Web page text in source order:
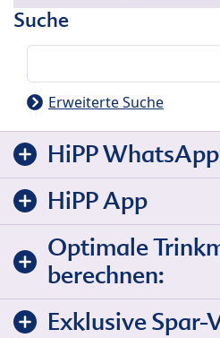
Suche
Erweiterte Suche
HiPP
HiPP App
Optimale
berechnen:
Exklusive Spar-